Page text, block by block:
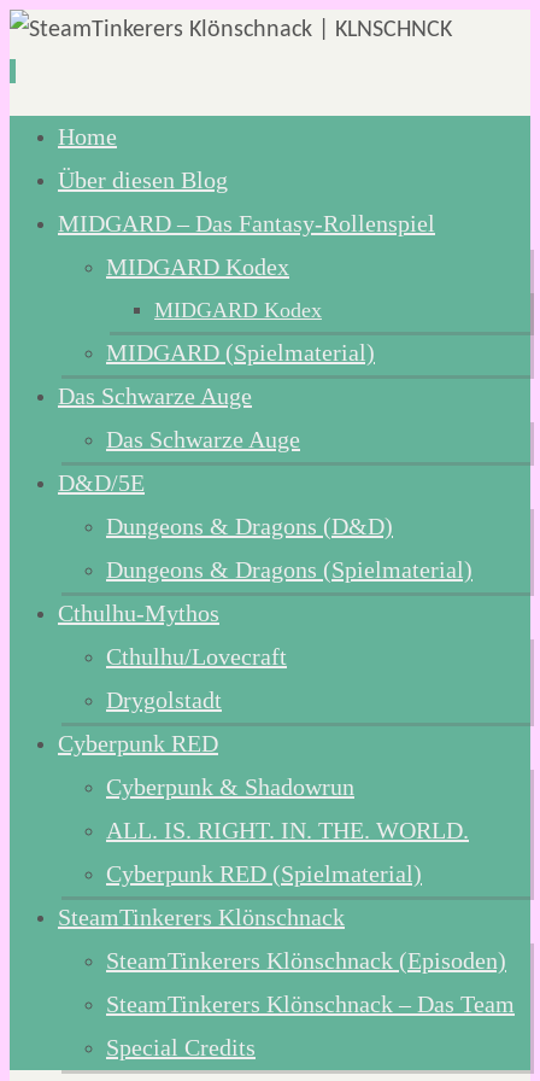
Zum
Inhalt
springen
Home
Über diesen Blog
MIDGARD – Das Fantasy-Rollenspiel
MIDGARD Kodex
MIDGARD Kodex
MIDGARD (Spielmaterial)
Das Schwarze Auge
Das Schwarze Auge
D&D/5E
Dungeons & Dragons (D&D)
Dungeons & Dragons (Spielmaterial)
Cthulhu-Mythos
Cthulhu/Lovecraft
Drygolstadt
Cyberpunk RED
Cyberpunk & Shadowrun
ALL. IS. RIGHT. IN. THE. WORLD.
Cyberpunk RED (Spielmaterial)
SteamTinkerers Klönschnack
SteamTinkerers Klönschnack (Episoden)
SteamTinkerers Klönschnack – Das Team
Special Credits